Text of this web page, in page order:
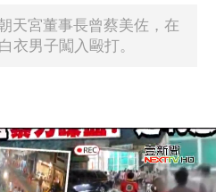
天宮董事長曾蔡美佐，在
衣男子闖入毆打。